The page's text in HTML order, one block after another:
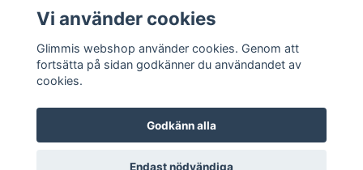
SOCIALA MEDIER
BETALSÄTT
Vi använder cookies
Glimmis webshop använder cookies. Genom att
fortsätta på sidan godkänner du användandet av
cookies.
Godkänn alla
Endast nödvändiga